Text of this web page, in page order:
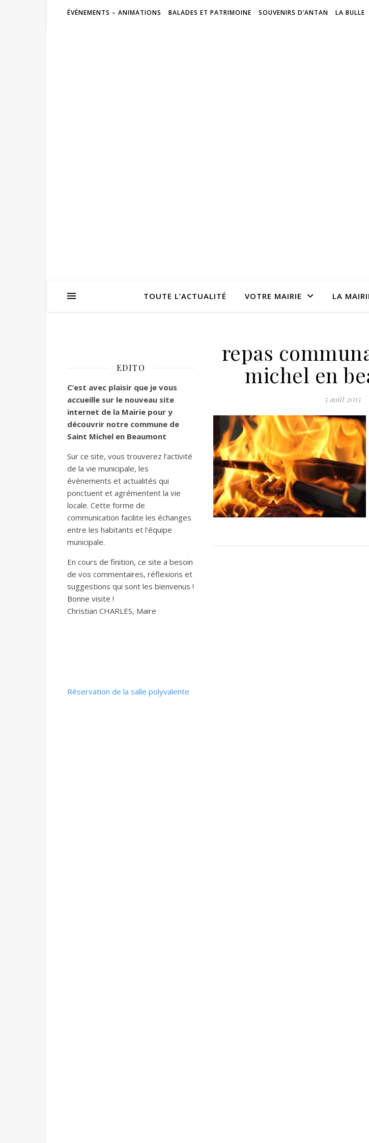
ÉVÉNEMENTS – ANIMATIONS BALADES ET PATRIMOINE SOUVENIRS D’ANTAN LA BULLE
TOUTE L’ACTUALITÉ VOTRE MAIRIE LA
EDITO
C’est avec plaisir que je vous
accueille sur le nouveau site
internet de la Mairie pour y
découvrir notre commune de
Saint Michel en Beaumont
Sur ce site, vous trouverez l’activité
de la vie municipale, les
évènements et actualités qui
ponctuent et agrémentent la vie
locale. Cette forme de
communication facilite les échanges
entre les habitants et l’équipe
municipale.
En cours de finition, ce site a besoin
de vos commentaires, réflexions et
suggestions qui sont les bienvenus !
Bonne visite !
Christian CHARLES, Maire
Réservation de la salle polyvalente
repas
michel en
5 août 2015